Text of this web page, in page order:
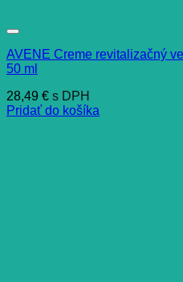
AVENE Creme revitalizačný
50 ml
28,49 € s DPH
Pridať do košíka